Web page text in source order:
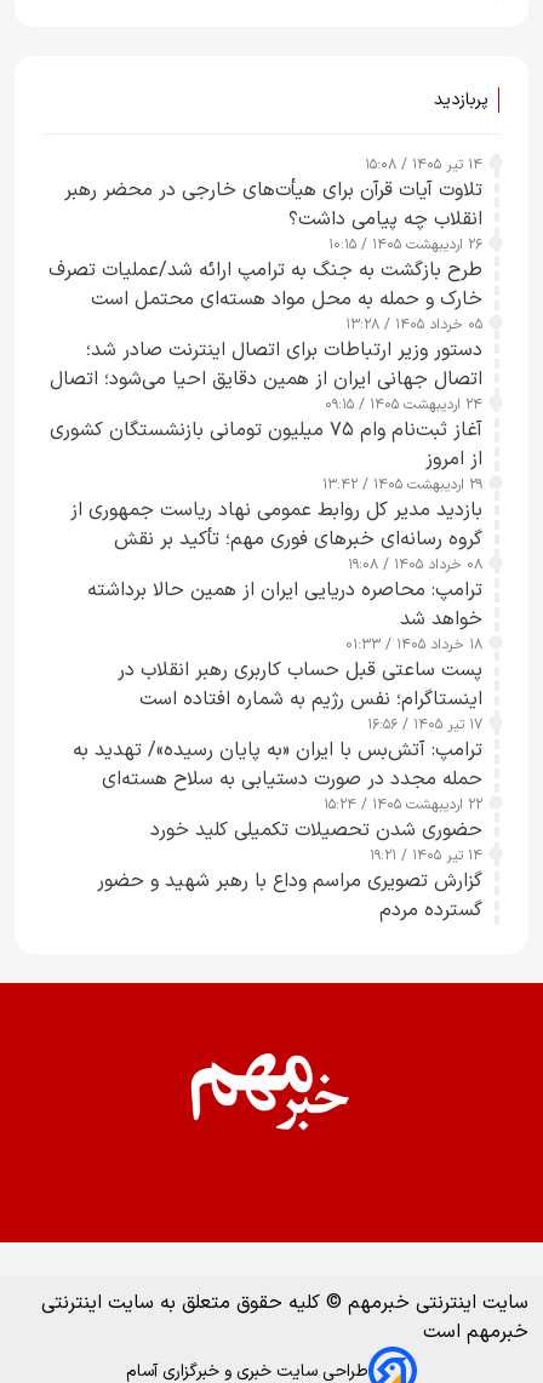
پربازدید
۱۴ تیر ۱۴۰۵ / ۱۵:۰۸
تلاوت آیات قرآن برای هیأت‌های خارجی در محضر رهبر
انقلاب چه پیامی داشت؟
۲۶ اردیبهشت ۱۴۰۵ / ۱۰:۱۵
طرح‌ بازگشت به جنگ به ترامپ ارائه شد/عملیات تصرف
خارک و حمله به محل مواد هسته‌ای محتمل است
۰۵ خرداد ۱۴۰۵ / ۱۳:۲۸
دستور وزیر ارتباطات برای اتصال اینترنت صادر شد؛
اتصال جهانی ایران از همین دقایق احیا می‌شود؛ اتصال
کامل مردم تا ۲۴ ساعت آینده
۲۴ اردیبهشت ۱۴۰۵ / ۰۹:۱۵
آغاز ثبت‌نام وام ۷۵ میلیون تومانی بازنشستگان کشوری
از امروز
۲۹ اردیبهشت ۱۴۰۵ / ۱۳:۴۲
بازدید مدیر کل روابط عمومی نهاد ریاست جمهوری از
گروه رسانه‌ای خبرهای فوری مهم؛ تأکید بر نقش
رسانه‌های هوشمند و مسئول در ارتقای آگاهی عمومی
۰۸ خرداد ۱۴۰۵ / ۱۹:۰۸
ترامپ: محاصره دریایی ایران از همین حالا برداشته
خواهد شد
۱۸ خرداد ۱۴۰۵ / ۰۱:۳۳
پست ساعتی قبل حساب کاربری رهبر انقلاب در
اینستاگرام؛ نفس رژیم به شماره افتاده است​
۱۷ تیر ۱۴۰۵ / ۱۶:۵۶
ترامپ: آتش‌بس با ایران «به پایان رسیده»/ تهدید به
حمله مجدد در صورت دستیابی به سلاح هسته‌ای
۲۲ اردیبهشت ۱۴۰۵ / ۱۵:۲۴
حضوری شدن تحصیلات تکمیلی کلید خورد
۱۴ تیر ۱۴۰۵ / ۱۹:۲۱
گزارش تصویری مراسم وداع با رهبر شهید و حضور
گسترده مردم
سایت اینترنتی خبرمهم © کلیه حقوق متعلق به سایت اینترنتی
خبرمهم است
طراحی سایت خبری و خبرگزاری آسام